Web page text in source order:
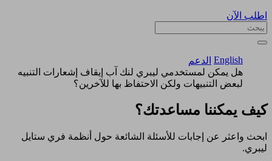
اطلب الآن
English الدعم
هل يمكن لمستخدمي ليبري لنك آب إيقاف إشعارات التنبيه
لبعض التنبيهات ولكن الاحتفاظ بها للآخرين؟
كيف يمكننا مساعدتك؟
ابحث واعثر عن إجابات للأسئلة الشائعة حول أنظمة فري ستايل
ليبري.